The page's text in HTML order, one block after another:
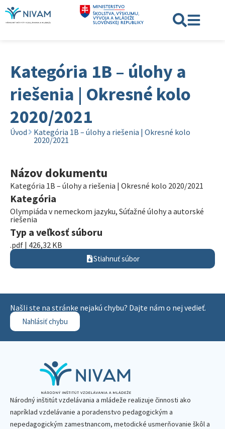
Kategória 1B – úlohy a
riešenia | Okresné kolo
2020/2021
Úvod
Kategória 1B – úlohy a riešenia | Okresné kolo
2020/2021
Názov dokumentu
Kategória 1B – úlohy a riešenia | Okresné kolo 2020/2021
Kategória
Olympiáda v nemeckom jazyku, Súťažné úlohy a autorské
riešenia
Typ a veľkosť súboru
.pdf | 426,32 KB
Stiahnuť súbor
Našli ste na stránke nejakú chybu? Dajte nám o nej vedieť.
Nahlásiť chybu
Národný inštitút vzdelávania a mládeže realizuje činnosti ako
napríklad vzdelávanie a poradenstvo pedagogickým a
nepedagogickým zamestnancom, metodické usmerňovanie škôl a